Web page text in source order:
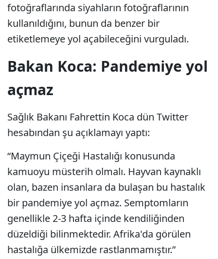
fotoğraflarında siyahların fotoğraflarının
kullanıldığını, bunun da benzer bir
etiketlemeye yol açabileceğini vurguladı.
Bakan Koca: Pandemiye yol
açmaz
Sağlık Bakanı Fahrettin Koca dün Twitter
hesabından şu açıklamayı yaptı:
“Maymun Çiçeği Hastalığı konusunda
kamuoyu müsterih olmalı. Hayvan kaynaklı
olan, bazen insanlara da bulaşan bu hastalık
bir pandemiye yol açmaz. Semptomların
genellikle 2-3 hafta içinde kendiliğinden
düzeldiği bilinmektedir. Afrika'da görülen
hastalığa ülkemizde rastlanmamıştır.”